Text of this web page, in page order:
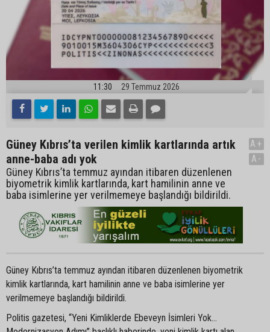
11:30 29 Temmuz 2026
Güney Kıbrıs’ta verilen kimlik kartlarında artık
anne-baba adı yok
Güney Kıbrıs’ta temmuz ayından itibaren düzenlenen
biyometrik kimlik kartlarında, kart hamilinin anne ve
baba isimlerine yer verilmemeye başlandığı bildirildi.
A+
A-
Güney Kıbrıs’ta temmuz ayından itibaren düzenlenen biyometrik
kimlik kartlarında, kart hamilinin anne ve baba isimlerine yer
verilmemeye başlandığı bildirildi.
Politis gazetesi, “Yeni Kimliklerde Ebeveyn İsimleri Yok…